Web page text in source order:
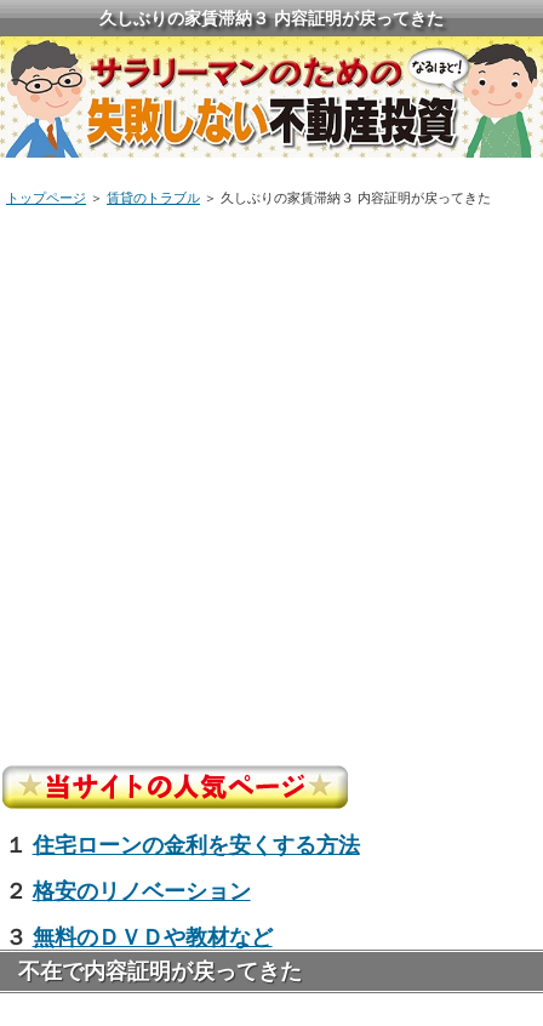
久しぶりの家賃滞納３ 内容証明が戻ってきた
トップページ ＞ 賃貸のトラブル ＞ 久しぶりの家賃滞納３ 内容証明が戻ってきた
１住宅ローンの金利を安くする方法
２格安のリノベーション
３ 無料のＤＶＤや教材など
不在で内容証明が戻ってきた